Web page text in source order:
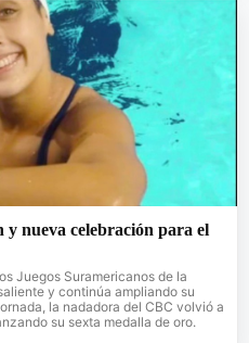
y nueva celebración para el
Juegos Suramericanos de la
y continúa ampliando su
la nadadora del CBC volvió a
su sexta medalla de oro.